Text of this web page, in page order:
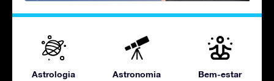
Astrologia Astronomia Bem-estar